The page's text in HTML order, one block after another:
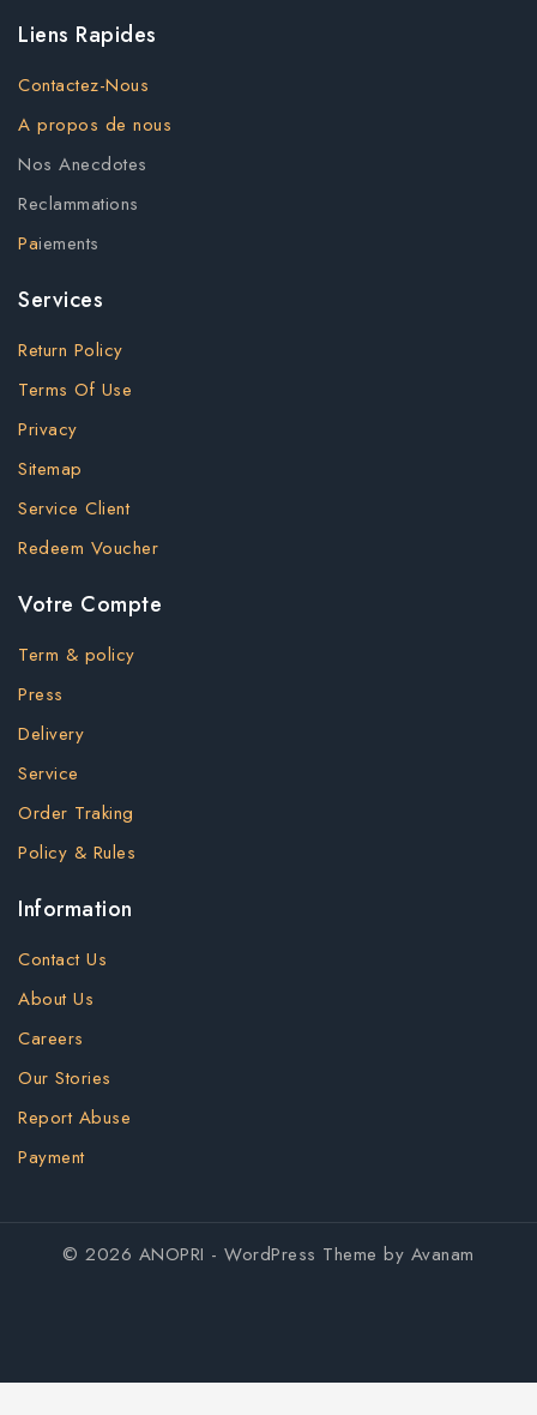
Liens Rapides
Contactez-Nous
A propos de nous
Nos Anecdotes
Reclammations
Paiements
Services
Return Policy
Terms Of Use
Privacy
Sitemap
Service Client
Redeem Voucher
Votre Compte
Term & policy
Press
Delivery
Service
Order Traking
Policy & Rules
Information
Contact Us
About Us
Careers
Our Stories
Report Abuse
Payment
© 2026 ANOPRI - WordPress Theme by Avanam